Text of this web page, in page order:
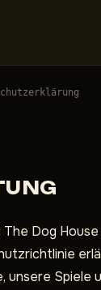
The Dog
unsere Spiele